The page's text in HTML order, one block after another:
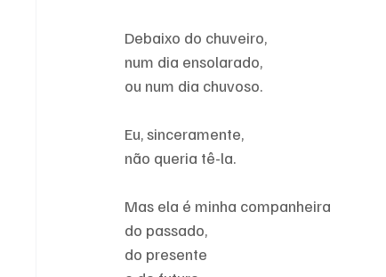
Debaixo do chuveiro,
num dia ensolarado,
ou num dia chuvoso.
Eu, sinceramente,
não queria tê-la.
Mas ela é minha companheira
do passado,
do presente